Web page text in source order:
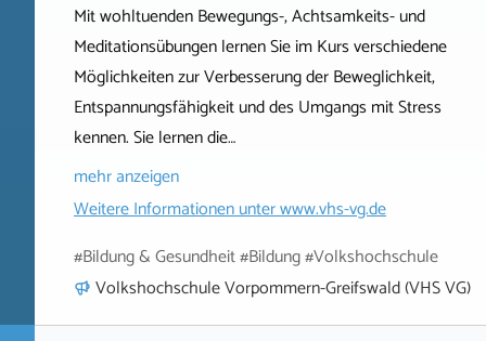
Mit wohltuenden Bewegungs-, Achtsamkeits- und
Meditationsübungen lernen Sie im Kurs verschiedene
Möglichkeiten zur Verbesserung der Beweglichkeit,
Entspannungsfähigkeit und des Umgangs mit Stress
kennen. Sie lernen die…
mehr anzeigen
Weitere Informationen unterwww.vhs-vg.de
#Bildung & Gesundheit #Bildung #Volkshochschule
Volkshochschule Vorpommern-Greifswald (VHS VG)